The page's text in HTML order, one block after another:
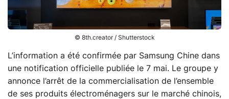
© 8th.creator / Shutterstock
L’information a été confirmée par Samsung Chine dans
une notification officielle publiée le 7 mai. Le groupe y
annonce l’arrêt de la commercialisation de l’ensemble
de ses produits électroménagers sur le marché chinois,